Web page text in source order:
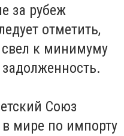
за рубеж
отметить,
к минимуму
Союз
мире по импорту